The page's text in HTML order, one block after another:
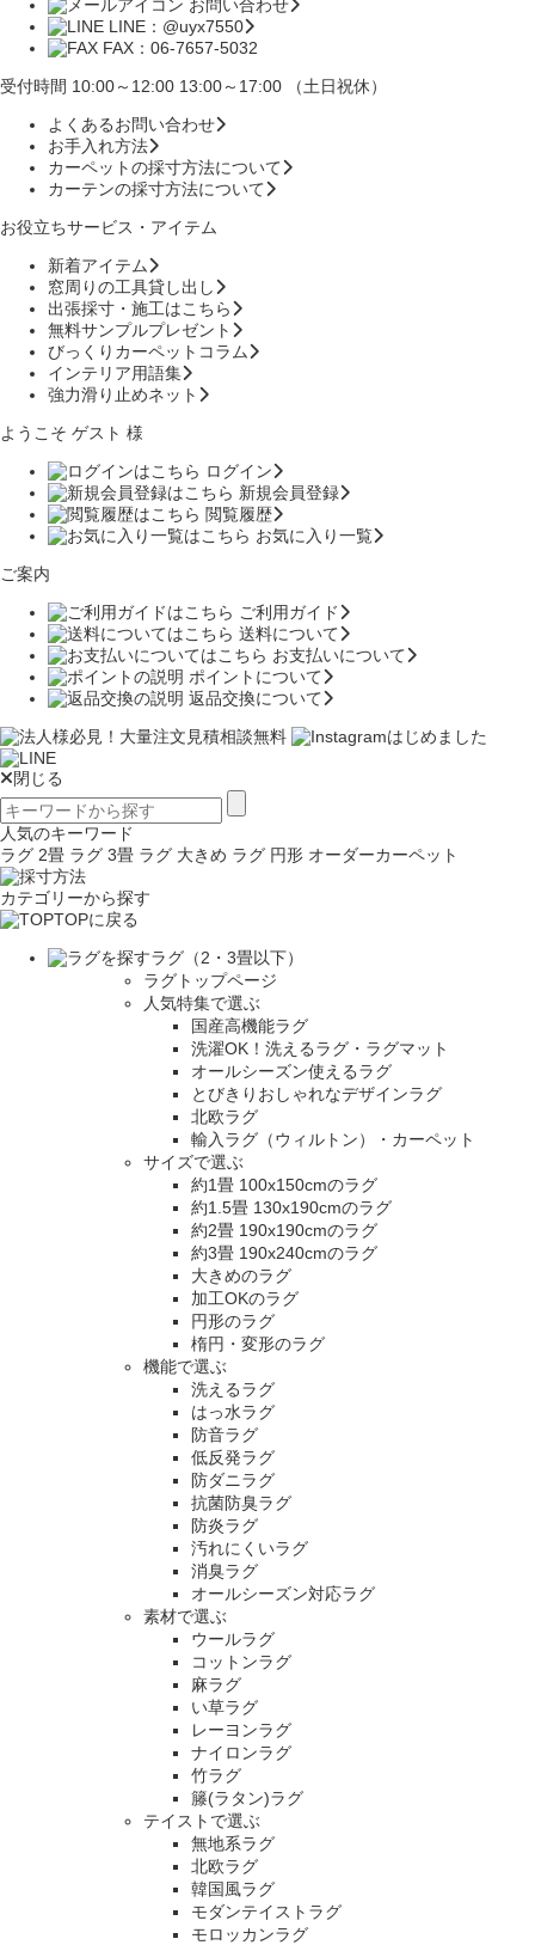
お問い合わせ
LINE：@uyx7550
FAX：06-7657-5032
受付時間 10:00～12:00 13:00～17:00 （土日祝休）
よくあるお問い合わせ
お手入れ方法
カーペットの採寸方法について
カーテンの採寸方法について
お役立ちサービス・アイテム
新着アイテム
窓周りの工具貸し出し
出張採寸・施工はこちら
無料サンプルプレゼント
びっくりカーペットコラム
インテリア用語集
強力滑り止めネット
ようこそ ゲスト 様
ログイン
新規会員登録
閲覧履歴
お気に入り一覧
ご案内
ご利用ガイド
送料について
お支払いについて
ポイントについて
返品交換について
閉じる
人気のキーワード
ラグ 2畳 ラグ 3畳 ラグ 大きめ ラグ 円形 オーダーカーペット
カテゴリーから探す
TOPに戻る
ラグ（2・3畳以下）
ラグトップページ
人気特集で選ぶ
国産高機能ラグ
洗濯OK！洗えるラグ・ラグマット
オールシーズン使えるラグ
とびきりおしゃれなデザインラグ
北欧ラグ
輸入ラグ（ウィルトン）・カーペット
サイズで選ぶ
約1畳 100x150cmのラグ
約1.5畳 130x190cmのラグ
約2畳 190x190cmのラグ
約3畳 190x240cmのラグ
大きめのラグ
加工OKのラグ
円形のラグ
楕円・変形のラグ
機能で選ぶ
洗えるラグ
はっ水ラグ
防音ラグ
低反発ラグ
防ダニラグ
抗菌防臭ラグ
防炎ラグ
汚れにくいラグ
消臭ラグ
オールシーズン対応ラグ
素材で選ぶ
ウールラグ
コットンラグ
麻ラグ
い草ラグ
レーヨンラグ
ナイロンラグ
竹ラグ
籐(ラタン)ラグ
テイストで選ぶ
無地系ラグ
北欧ラグ
韓国風ラグ
モダンテイストラグ
モロッカンラグ